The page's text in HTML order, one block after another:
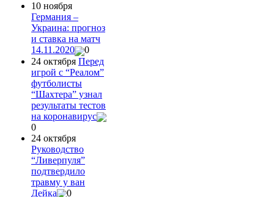
10 ноября
Германия –
Украина: прогноз
и ставка на матч
14.11.2020
0
24 октября Перед
игрой с “Реалом”
футболисты
“Шахтера” узнал
результаты тестов
на коронавирус
0
24 октября
Руководство
“Ливерпуля”
подтвердило
травму у ван
Дейка
0